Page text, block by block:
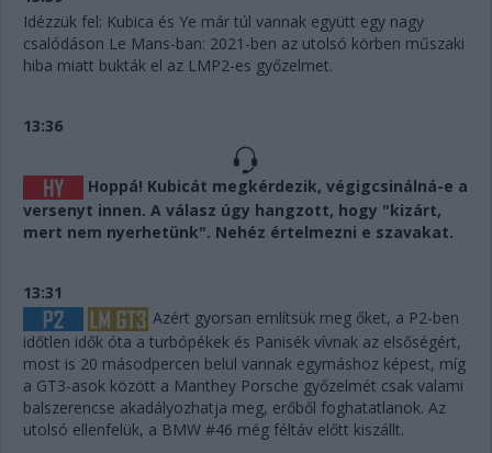
Idézzük fel: Kubica és Ye már túl vannak együtt egy nagy
csalódáson Le Mans-ban: 2021-ben az utolsó körben műszaki
hiba miatt bukták el az LMP2-es győzelmet.
13:36
Hoppá! Kubicát megkérdezik, végigcsinálná-e a
versenyt innen. A válasz úgy hangzott, hogy "kizárt,
mert nem nyerhetünk". Nehéz értelmezni e szavakat.
13:31
Azért gyorsan említsük meg őket, a P2-ben
időtlen idők óta a turbópékek és Panisék vívnak az elsőségért,
most is 20 másodpercen belül vannak egymáshoz képest, míg
a GT3-asok között a Manthey Porsche győzelmét csak valami
balszerencse akadályozhatja meg, erőből foghatatlanok. Az
utolsó ellenfelük, a BMW #46 még féltáv előtt kiszállt.